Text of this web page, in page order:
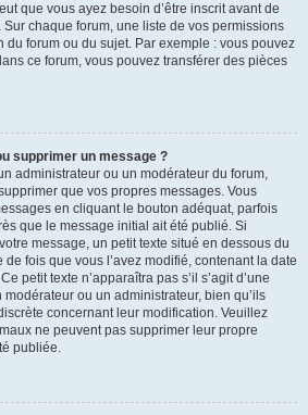
que vous ayez besoin d’être inscrit avant de
chaque forum, une liste de vos permissions
du forum ou du sujet. Par exemple : vous pouvez
ce forum, vous pouvez transférer des pièces
supprimer un message ?
administrateur ou un modérateur du forum,
que vos propres messages. Vous
en cliquant le bouton adéquat, parfois
que le message initial ait été publié. Si
message, un petit texte situé en dessous du
fois que vous l’avez modifié, contenant la date
petit texte n’apparaîtra pas s’il s’agit d’une
ou un administrateur, bien qu’ils
concernant leur modification. Veuillez
ne peuvent pas supprimer leur propre
publiée.